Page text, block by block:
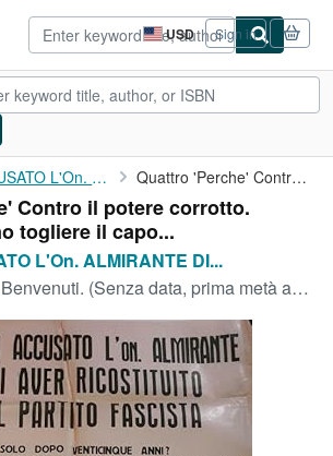
USD
Site
shopping
preferences
Sign in
HANNO ACCUSATO L'On. ALMIRANTE DI AVER RICOSTITUITO IL... Quattro 'Perche' Contro il potere corrotto. Perche vogliono ...
Contro il potere corrotto.
togliere il capo...
L'On. ALMIRANTE DI...
(Senza data, prima metà anni '970)., Livorno.